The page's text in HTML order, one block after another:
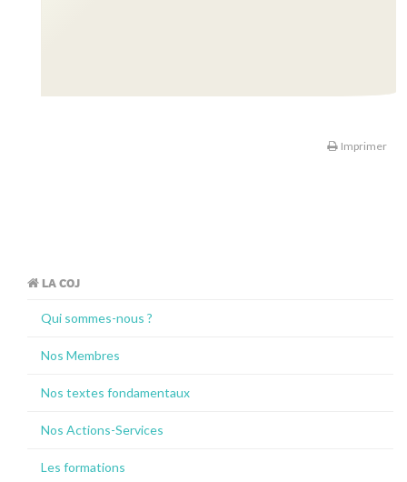
Imprimer
LA COJ
Qui sommes-nous ?
Nos Membres
Nos textes fondamentaux
Nos Actions-Services
Les formations